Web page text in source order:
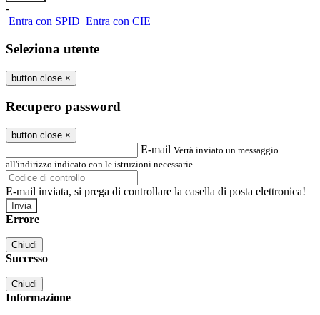
-
Entra con SPID Entra con CIE
Seleziona utente
button close ×
Recupero password
button close ×
E-mail Verrà inviato un messaggio
all'indirizzo indicato con le istruzioni necessarie.
E-mail inviata, si prega di controllare la casella di posta elettronica!
Errore
Chiudi
Successo
Chiudi
Informazione